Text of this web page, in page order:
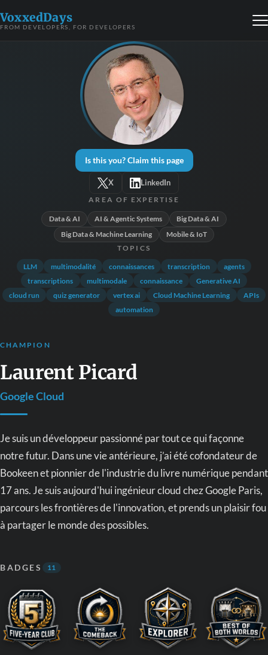
VoxxedDays
FROM DEVELOPERS, FOR DEVELOPERS
Is this you? Claim this page
X LinkedIn
AREA OF EXPERTISE
Data & AI AI & Agentic Systems
Big Data & AI
Big Data & Machine Learning
Mobile & IoT
TOPICS
LLM multimodalité connaissances transcription
agents
transcriptions
multimodale connaissance
Generative AI
cloud run
quiz generator vertex ai Cloud Machine Learning
APIs
automation
CHAMPION
Laurent Picard
Google Cloud
Je suis un développeur passionné par tout ce qui façonne
notre futur. Dans une vie antérieure, j’ai été cofondateur de
Bookeen et pionnier de l'industrie du livre numérique pendant
17 ans. Je suis aujourd'hui ingénieur cloud chez Google Paris,
parcours les frontières de l'innovation, et prends un plaisir fou
à partager le monde des possibles.
BADGES 11